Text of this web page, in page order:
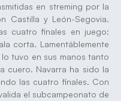
en streming por la
Castilla y León-Segovia.
cuatro finales en juego:
corta. Lamentáblemente
tuvo en sus manos tanto
cuero. Navarra ha sido la
las cuatro finales. Con
el subcampeonato de